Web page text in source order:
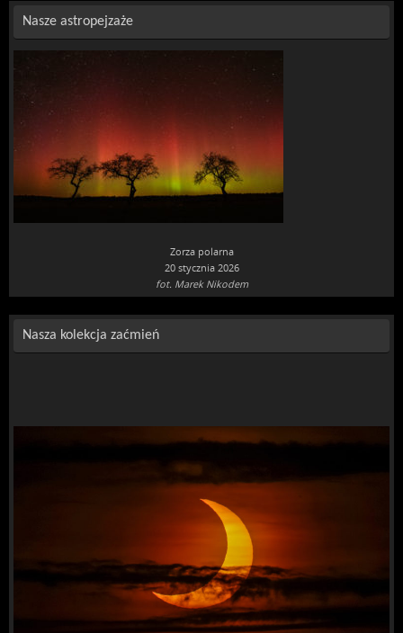
Nasze astropejzaże
Zorza polarna
20 stycznia 2026
fot. Marek Nikodem
Nasza kolekcja zaćmień